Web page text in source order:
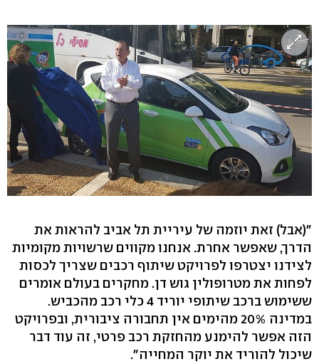
"(אבל) זאת יוזמה של עיריית תל אביב להראות את
הדרך, שאפשר אחרת. אנחנו מקווים שרשויות מקומיות
לצידנו יצטרפו לפרויקט שיתוף רכבים שצריך לכסות
לפחות את מטרופולין גוש דן. מחקרים בעולם אומרים
ששימוש ברכב שיתופי יוריד 4 כלי רכב מהכביש.
במדינה 20% מהימים אין תחבורה ציבורית, ובפרויקט
הזה אפשר להימנע מהחזקת רכב פרטי, זה עוד דבר
שיכול להוריד את יוקר המחייה".